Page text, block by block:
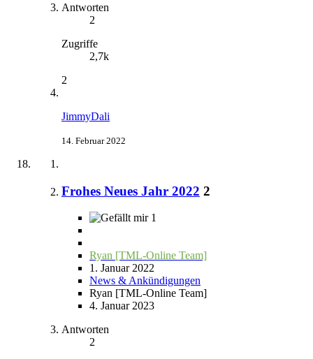
Antworten
2
Zugriffe
2,7k
2
JimmyDali
14. Februar 2022
Frohes Neues Jahr 2022 2
1
Ryan [TML-Online Team]
1. Januar 2022
News & Ankündigungen
Ryan [TML-Online Team]
4. Januar 2023
Antworten
2